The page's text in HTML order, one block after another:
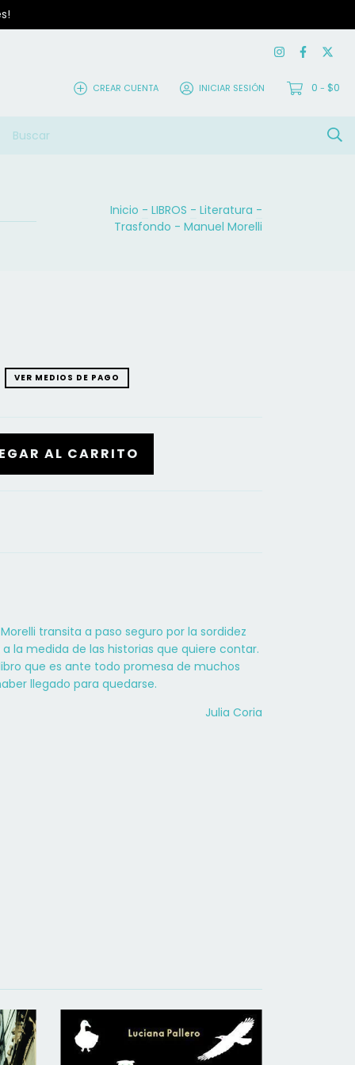
CREAR CUENTA INICIAR SESIÓN 0 - $0
Inicio - LIBROS - Literatura -
Trasfondo - Manuel Morelli
VER MEDIOS DE PAGO
transita a paso seguro por la sordidez
la medida de las historias que quiere contar.
que es ante todo promesa de muchos
llegado para quedarse.
Julia Coria